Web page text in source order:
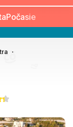
Počasie